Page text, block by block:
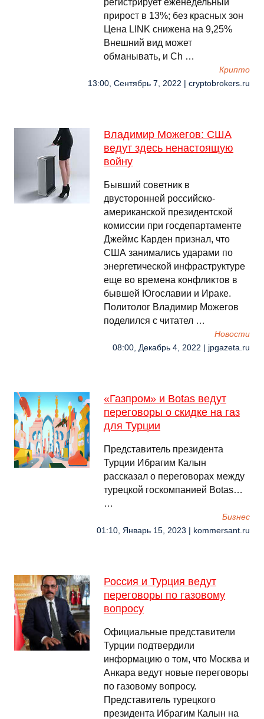
регистрирует еженедельный
прирост в 13%; без красных зон
Цена LINK снижена на 9,25%
Внешний вид может
обманывать, и Ch …
Крипто
13:00, Сентябрь 7, 2022 | cryptobrokers.ru
Владимир Можегов: США
ведут здесь ненастоящую
войну
Бывший советник в
двусторонней российско-
американской президентской
комиссии при госдепартаменте
Джеймс Карден признал, что
США занимались ударами по
энергетической инфраструктуре
еще во времена конфликтов в
бывшей Югославии и Ираке.
Политолог Владимир Можегов
поделился с читател …
Новости
08:00, Декабрь 4, 2022 | jpgazeta.ru
«Газпром» и Botas ведут
переговоры о скидке на газ
для Турции
Представитель президента
Турции Ибрагим Калын
рассказал о переговорах между
турецкой госкомпанией Botas…
…
Бизнес
01:10, Январь 15, 2023 | kommersant.ru
Россия и Турция ведут
переговоры по газовому
вопросу
Официальные представители
Турции подтвердили
информацию о том, что Москва и
Анкара ведут новые переговоры
по газовому вопросу.
Представитель турецкого
президента Ибрагим Калын на